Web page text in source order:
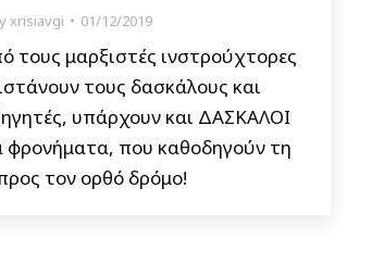
xrisiavgi 01/12/2019
τους μαρξιστές ινστρούχτορες
τους δασκάλους και
υπάρχουν και ΔΑΣΚΑΛΟΙ
φρονήματα, που καθοδηγούν τη
τον ορθό δρόμο!